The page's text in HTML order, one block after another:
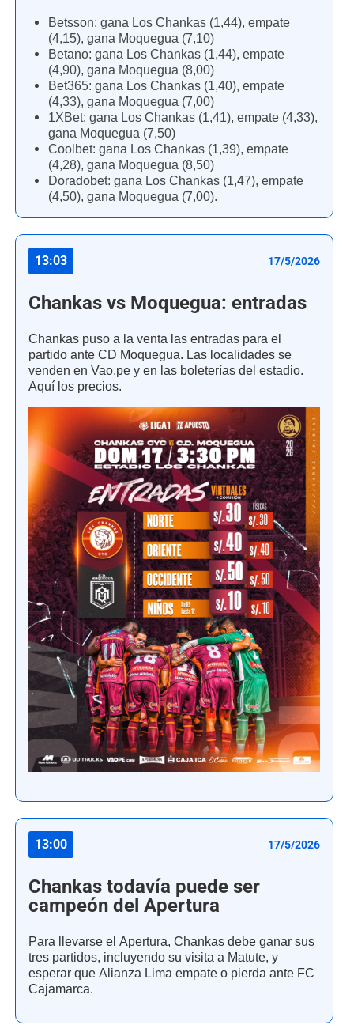
Betsson: gana Los Chankas (1,44), empate
(4,15), gana Moquegua (7,10)
Betano: gana Los Chankas (1,44), empate
(4,90), gana Moquegua (8,00)
Bet365: gana Los Chankas (1,40), empate
(4,33), gana Moquegua (7,00)
1XBet: gana Los Chankas (1,41), empate (4,33),
gana Moquegua (7,50)
Coolbet: gana Los Chankas (1,39), empate
(4,28), gana Moquegua (8,50)
Doradobet: gana Los Chankas (1,47), empate
(4,50), gana Moquegua (7,00).
13:03 17/5/2026
Chankas vs Moquegua: entradas
Chankas puso a la venta las entradas para el
partido ante CD Moquegua. Las localidades se
venden en Vao.pe y en las boleterías del estadio.
Aquí los precios.
13:00 17/5/2026
Chankas todavía puede ser
campeón del Apertura
Para llevarse el Apertura, Chankas debe ganar sus
tres partidos, incluyendo su visita a Matute, y
esperar que Alianza Lima empate o pierda ante FC
Cajamarca.